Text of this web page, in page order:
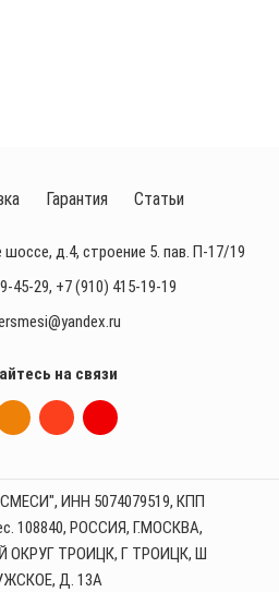
д.4, строение 5. пав. П-17/19
45-29, +7 (910) 415-19-19
Гарантия Статьи
на связи
ИНН 5074079519, КПП
108840, РОССИЯ, Г.МОСКВА,
ОКРУГ ТРОИЦК, Г ТРОИЦК, Ш
Д. 13А